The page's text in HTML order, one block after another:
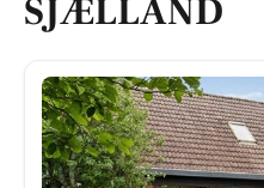
SJÆLLAND